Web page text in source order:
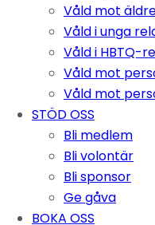
Våld mot
Våld i unga
Våld i HBTQ-
Våld mot
Våld mot
STÖD OSS
Bli medlem
Bli volontär
Bli sponsor
Ge gåva
BOKA OSS